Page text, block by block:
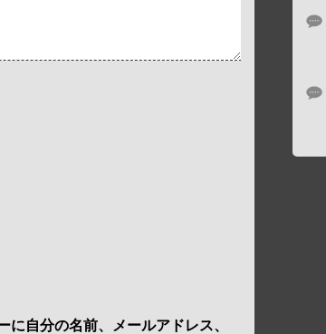
自分の名前、メールアドレス、